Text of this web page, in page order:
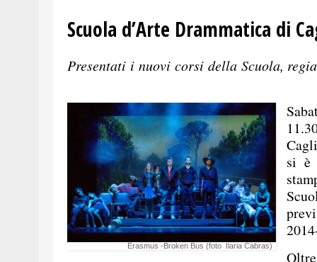
Scuola d’Arte Drammatica di
Presentati i nuovi corsi della Scuola,
Erasmus -Broken Bus (foto Ilaria Cabras)
si è